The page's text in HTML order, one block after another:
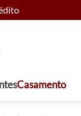
Casamento